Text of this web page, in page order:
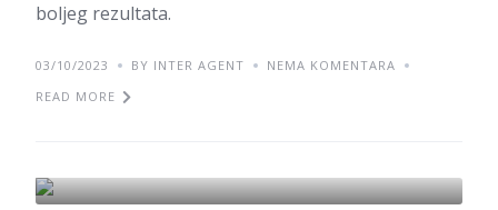
boljeg rezultata.
03/10/2023 BY INTER AGENT
NEMA KOMENTARA
READ MORE